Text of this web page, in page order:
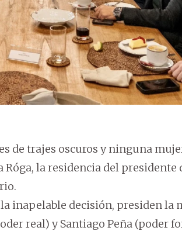
de trajes oscuros y ninguna
la residencia del presidente
inapelable decisión, presiden la
real) y Santiago Peña (poder